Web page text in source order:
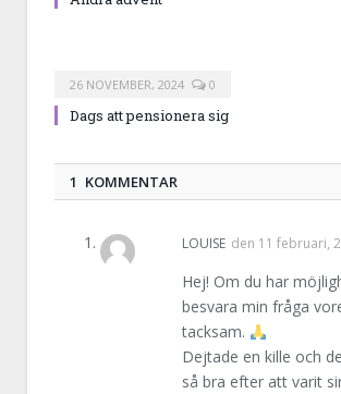
26 NOVEMBER, 2024 0
Dags att pensionera sig
1 KOMMENTAR
LOUISE den 11 februari,
Hej! Om du har
besvara min fråga
tacksam.
Dejtade en kille och
så bra efter att varit